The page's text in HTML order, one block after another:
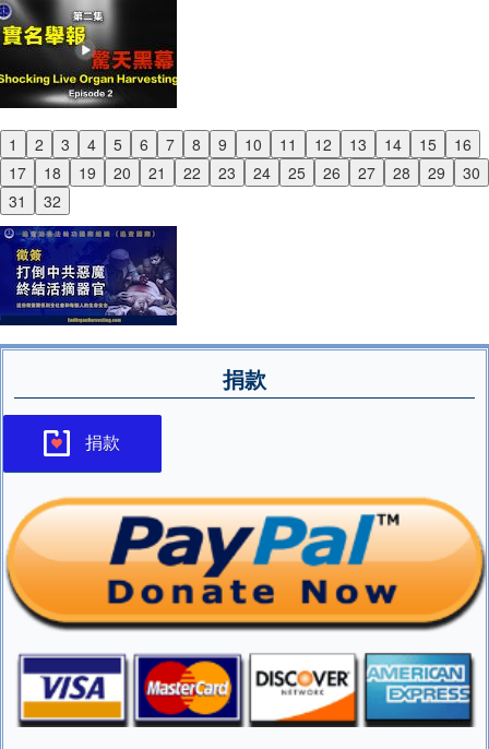
1 2 3 4 5 6 7 8 9 10 11 12 13 14 15
16
17
18 19 20 21 22 23 24 25 26 27 28 29
30
31
32
Previous
Next
捐款
捐款